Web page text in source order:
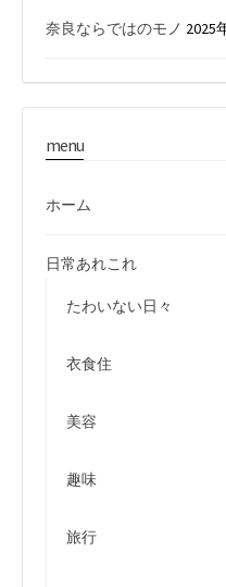
奈良ならではのモノ 2025
menu
ホーム
日常あれこれ
たわいない日々
衣食住
美容
趣味
旅行